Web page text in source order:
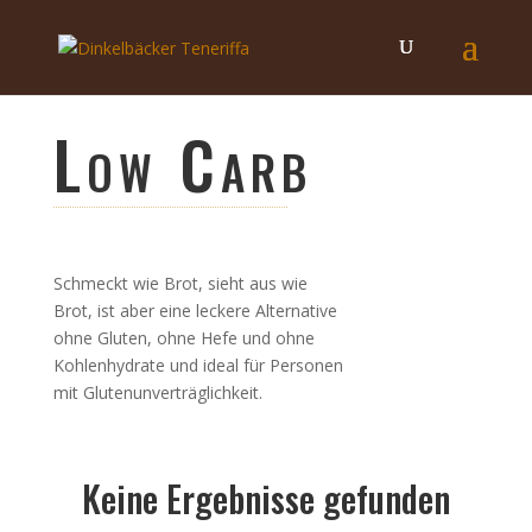
Low Carb
Schmeckt wie Brot, sieht aus wie
Brot, ist aber eine leckere Alternative
ohne Gluten, ohne Hefe und ohne
Kohlenhydrate und ideal für Personen
mit Glutenunverträglichkeit.
Keine Ergebnisse gefunden